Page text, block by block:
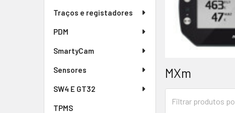
Traços e registadores
PDM
SmartyCam
Sensores
SW4 E GT32
TPMS
MXm